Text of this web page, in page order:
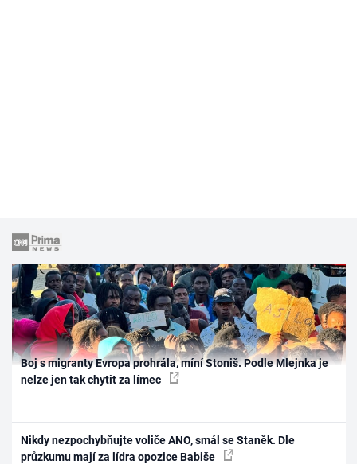
Boj s migranty Evropa prohrála, míní Stoniš. Podle Mlejnka je
nelze jen tak chytit za límec
Nikdy nezpochybňujte voliče ANO, smál se Staněk. Dle
průzkumu mají za lídra opozice Babiše